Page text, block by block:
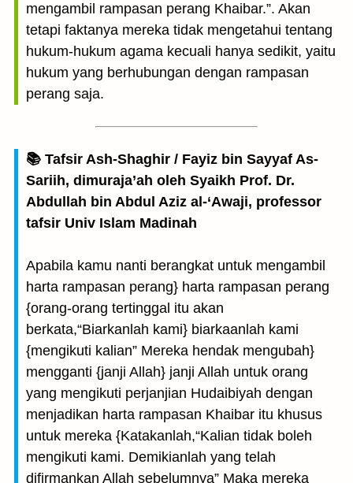
mengambil rampasan perang Khaibar.”. Akan
tetapi faktanya mereka tidak mengetahui tentang
hukum-hukum agama kecuali hanya sedikit, yaitu
hukum yang berhubungan dengan rampasan
perang saja.
📚 Tafsir Ash-Shaghir / Fayiz bin Sayyaf As-
Sariih, dimuraja’ah oleh Syaikh Prof. Dr.
Abdullah bin Abdul Aziz al-‘Awaji, professor
tafsir Univ Islam Madinah
Apabila kamu nanti berangkat untuk mengambil
harta rampasan perang} harta rampasan perang
{orang-orang tertinggal itu akan
berkata,“Biarkanlah kami} biarkaanlah kami
{mengikuti kalian” Mereka hendak mengubah}
mengganti {janji Allah} janji Allah untuk orang
yang mengikuti perjanjian Hudaibiyah dengan
menjadikan harta rampasan Khaibar itu khusus
untuk mereka {Katakanlah,“Kalian tidak boleh
mengikuti kami. Demikianlah yang telah
difirmankan Allah sebelumnya” Maka mereka